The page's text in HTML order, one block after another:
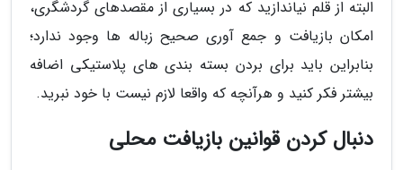
البته از قلم نیاندازید که در بسیاری از مقصدهای گردشگری،
امکان بازیافت و جمع آوری صحیح زباله ها وجود ندارد؛
بنابراین باید برای بردن بسته بندی های پلاستیکی اضافه
بیشتر فکر کنید و هرآنچه که واقعا لازم نیست با خود نبرید.
دنبال کردن قوانین بازیافت محلی